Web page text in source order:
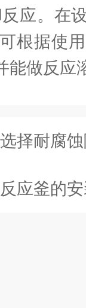
应。在
根据使
能做反应
择耐腐
釜的安装